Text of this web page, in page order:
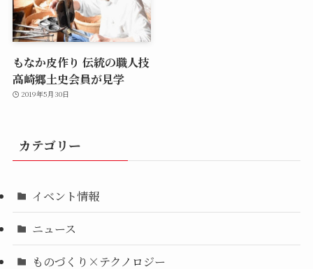
もなか皮作り 伝統の職人技
高崎郷土史会員が見学
2019年5月30日
カテゴリー
イベント情報
ニュース
ものづくり×テクノロジー